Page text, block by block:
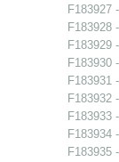
F183927
F183928
F183929
F183930
F183931
F183932
F183933
F183934
F183935